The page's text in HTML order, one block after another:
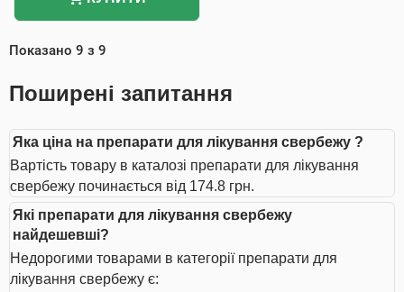
Показано 9 з 9
Поширені запитання
Яка ціна на препарати для лікування свербежу ?
Вартість товару в каталозі препарати для лікування
свербежу починається від 174.8 грн.
Які препарати для лікування свербежу
найдешевші?
Недорогими товарами в категорії препарати для
лікування свербежу є: